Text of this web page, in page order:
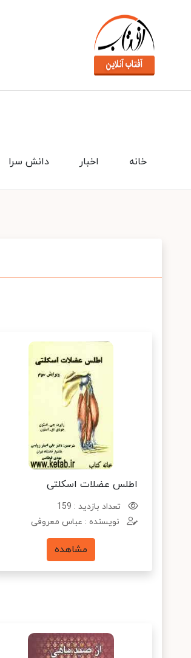
دانش سرا اخبار خانه
اطلس عضلات اسکلتی
تعداد بازدید : 159
نویسنده : عباس معروفی
مشاهده